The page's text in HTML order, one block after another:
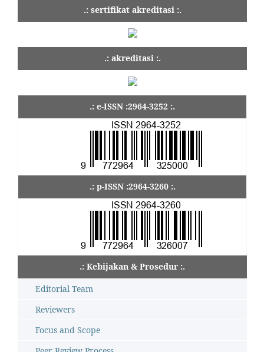
.: sertifikat akreditasi :.
.: akreditasi :.
.: e-ISSN :2964-3252 :.
.: p-ISSN :2964-3260 :.
.: Kebijakan & Prosedur :.
Editorial Team
Reviewers
Focus and Scope